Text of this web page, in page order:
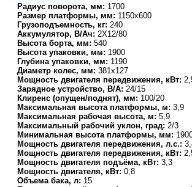
240
кг
4
м
TOR
GTJZ
(автономный)
(N)
Радиус поворота, мм: 1700
Размер платформы, мм: 1150х600
Грузоподъемность, кг: 240
Аккумулятор, В/Ач: 2Х12/80
Высота борта, мм: 540
Высота упаковки, мм: 1900
Глубина упаковки, мм: 1190
Диаметр колес, мм: 381х127
Мощность двигателя передвижения, кВт:
Зарядное устройство, В/А: 24/15
Клиренс (опущен/поднят), мм: 100/20
Максимальная высота платформы, м: 3,9
Максимальная рабочая высота, м: 5,9
Максимальный рабочий уклон, град: 2/3
Минимальная высота платформы, мм:
Мощность двигателя передвижения, л.с.:
Мощность двигателя передвижения, кВт:
Мощность двигателя подъёма, кВт: 3,3
Мощность двигателя, кВт: 0,8
Объема бака, л: 15